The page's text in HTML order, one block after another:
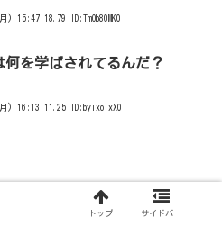
) 15:47:18.79 ID:TmOb80MK0
を学ばされてるんだ？
) 16:13:11.25 ID:byixolxX0
月) 17:37:19.75 ID:Llslx5Vj0
トップ サイドバー